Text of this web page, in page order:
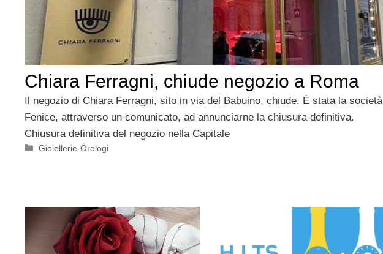
Chiara Ferragni, chiude negozio a Roma
Il negozio di Chiara Ferragni, sito in via del Babuino, chiude. È stata la società
Fenice, attraverso un comunicato, ad annunciarne la chiusura definitiva.
Chiusura definitiva del negozio nella Capitale
Categorie
Gioiellerie-Orologi